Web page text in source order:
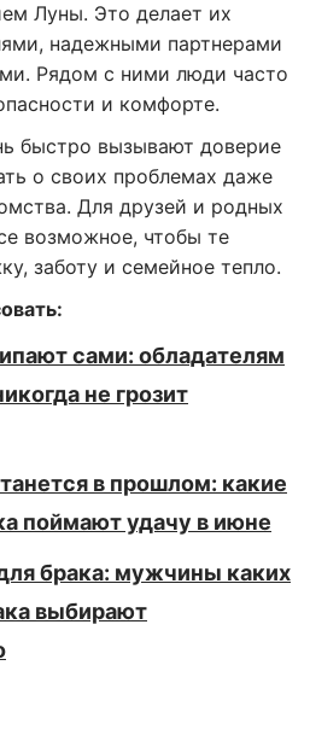
Луны. Это делает их
надежными партнерами
Рядом с ними люди часто
и комфорте.
быстро вызывают доверие
о своих проблемах даже
Для друзей и родных
возможное, чтобы те
заботу и семейное тепло.
сами: обладателям
не грозит
в прошлом: какие
поймают удачу в июне
брака: мужчины каких
выбирают